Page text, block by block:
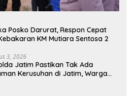
Posko Darurat, Respon Cepat
KM Mutiara Sentosa 2
3, 2026
Jatim Pastikan Tak Ada
Kerusuhan di Jatim, Warga